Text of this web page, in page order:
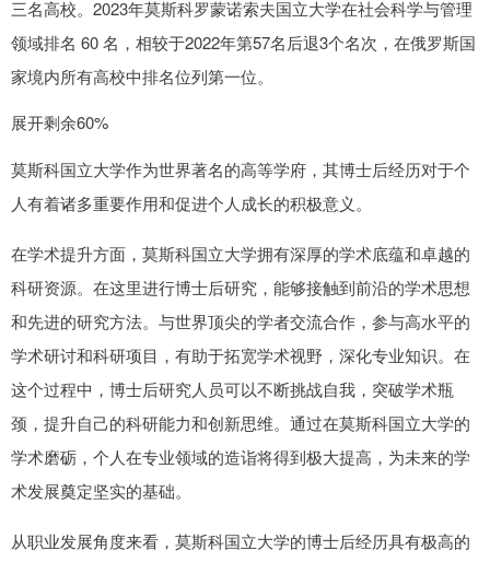
三名高校。2023年莫斯科罗蒙诺索夫国立大学在社会科学与管理
领域排名 60 名，相较于2022年第57名后退3个名次，在俄罗斯国
家境内所有高校中排名位列第一位。
展开剩余60%
莫斯科国立大学作为世界著名的高等学府，其博士后经历对于个
人有着诸多重要作用和促进个人成长的积极意义。
在学术提升方面，莫斯科国立大学拥有深厚的学术底蕴和卓越的
科研资源。在这里进行博士后研究，能够接触到前沿的学术思想
和先进的研究方法。与世界顶尖的学者交流合作，参与高水平的
学术研讨和科研项目，有助于拓宽学术视野，深化专业知识。在
这个过程中，博士后研究人员可以不断挑战自我，突破学术瓶
颈，提升自己的科研能力和创新思维。通过在莫斯科国立大学的
学术磨砺，个人在专业领域的造诣将得到极大提高，为未来的学
术发展奠定坚实的基础。
从职业发展角度来看，莫斯科国立大学的博士后经历具有极高的